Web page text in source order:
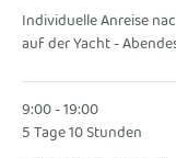
Individuelle Anreise
auf der Yacht -
9:00 - 19:00
5 Tage 10 Stunden